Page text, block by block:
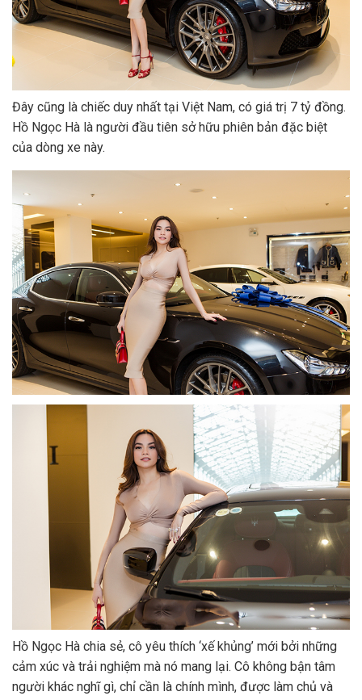
Đây cũng là chiếc duy nhất tại Việt Nam, có giá trị 7 tỷ đồng.
Hồ Ngọc Hà là người đầu tiên sở hữu phiên bản đặc biệt
của dòng xe này.
Hồ Ngọc Hà chia sẻ, cô yêu thích ‘xế khủng’ mới bởi những
cảm xúc và trải nghiệm mà nó mang lại. Cô không bận tâm
người khác nghĩ gì, chỉ cần là chính mình, được làm chủ và